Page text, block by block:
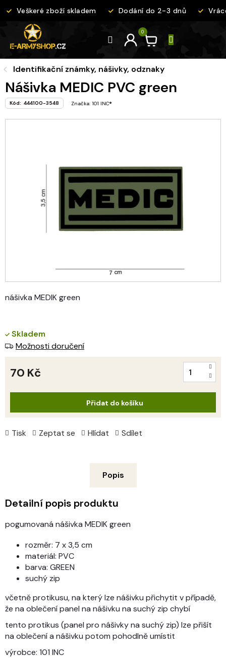
na
Veškeré zboží skladem Dodání do 2-3 dnů
Identifikační známky, nášivky, odznaky
Nášivka MEDIC PVC green
Kód: 444100-3548 Značka: 101 INC®
nášivka MEDIK green
Tisk Zeptat se Hlídat Sdílet
Skladem
Možnosti doručení
70 Kč
Přidat do košíku
Popis
Detailní popis produktu
pogumovaná nášivka MEDIK green
rozměr: 7 x 3,5 cm
materiál: PVC
barva: GREEN
suchý zip
včetně protikusu, na který lze nášivku přichytit v případě,
že na oblečení panel na nášivku na suchý zip chybí
tento protikus (panel pro nášivky na suchý zip) lze přišít
na oblečení a nášivku potom pohodlně umístit
výrobce: 101 INC